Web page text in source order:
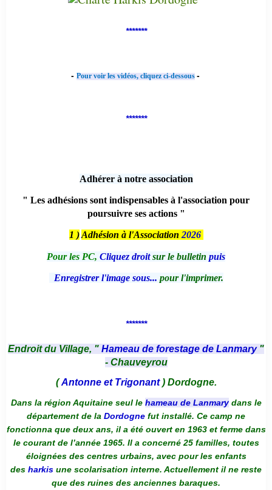
*******
- Pour voir les vidéos, cliquez ci-dessous -
*******
Adhérer à notre association
" Les adhésions sont indispensables à l'association pour
poursuivre ses actions "
1 ) Adhésion à l'Association 2026
Pour les PC, Cliquez droitsur le bulletin puis
Enregistrer l'image sous... pour l'imprimer.
*******
Endroit du Village, " Hameau de forestage de Lanmary "
- Chauveyrou
(Antonne et Trigonant) Dordogne.
Dans la région Aquitaine seul le hameau de Lanmarydans le
département de la Dordogne fut installé. Ce camp ne
fonctionna que deux ans, il a été ouvert en 1963 et ferme dans
le courant de l’année 1965. Il a concerné 25 familles, toutes
éloignées des centres urbains, avec pour les enfants
des harkis une scolarisation interne. Actuellement il ne reste
que des ruines des anciennes baraques.